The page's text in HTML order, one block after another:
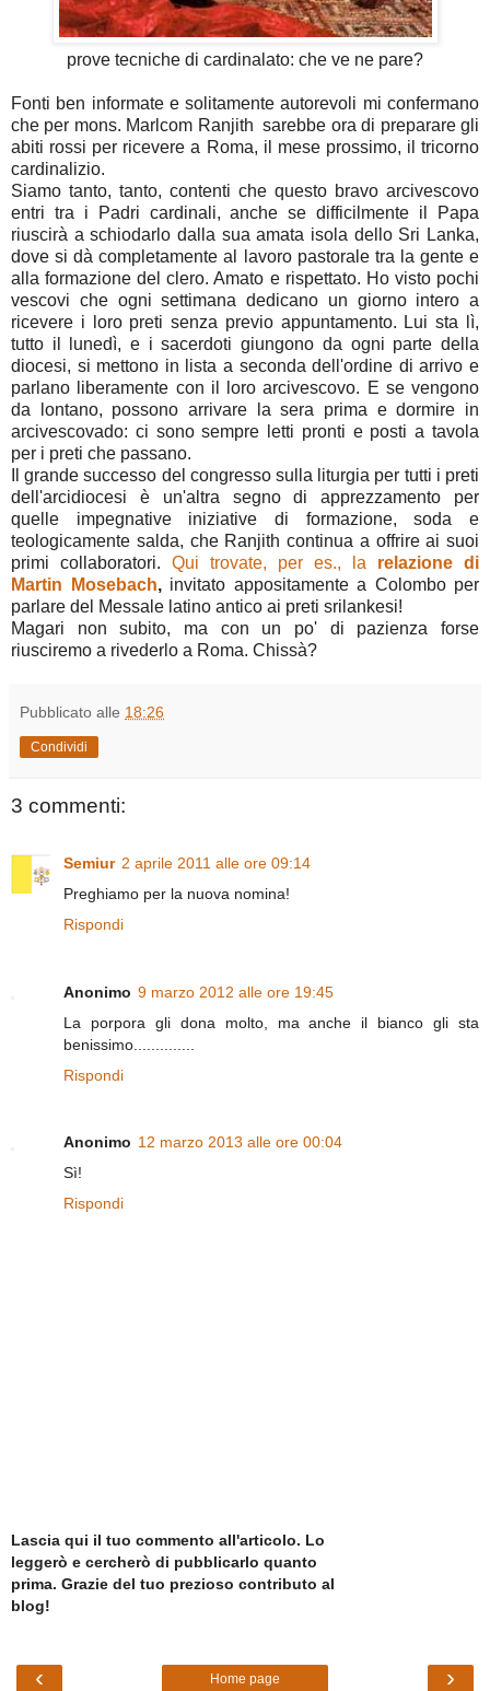
prove tecniche di cardinalato: che ve ne pare?
Fonti ben informate e solitamente autorevoli mi confermano
che per mons. Marlcom Ranjith sarebbe ora di preparare gli
abiti rossi per ricevere a Roma, il mese prossimo, il tricorno
cardinalizio.
Siamo tanto, tanto, contenti che questo bravo arcivescovo
entri tra i Padri cardinali, anche se difficilmente il Papa
riuscirà a schiodarlo dalla sua amata isola dello Sri Lanka,
dove si dà completamente al lavoro pastorale tra la gente e
alla formazione del clero. Amato e rispettato. Ho visto pochi
vescovi che ogni settimana dedicano un giorno intero a
ricevere i loro preti senza previo appuntamento. Lui sta lì,
tutto il lunedì, e i sacerdoti giungono da ogni parte della
diocesi, si mettono in lista a seconda dell'ordine di arrivo e
parlano liberamente con il loro arcivescovo. E se vengono
da lontano, possono arrivare la sera prima e dormire in
arcivescovado: ci sono sempre letti pronti e posti a tavola
per i preti che passano.
Il grande successo del congresso sulla liturgia per tutti i preti
dell'arcidiocesi è un'altra segno di apprezzamento per
quelle impegnative iniziative di formazione, soda e
teologicamente salda, che Ranjith continua a offrire ai suoi
primi collaboratori. Qui trovate, per es., la relazione di
Martin Mosebach, invitato appositamente a Colombo per
parlare del Messale latino antico ai preti srilankesi!
Magari non subito, ma con un po' di pazienza forse
riusciremo a rivederlo a Roma. Chissà?
Pubblicato alle 18:26
Condividi
3 commenti:
Semiur 2 aprile 2011 alle ore 09:14
Preghiamo per la nuova nomina!
Rispondi
Anonimo 9 marzo 2012 alle ore 19:45
La porpora gli dona molto, ma anche il bianco gli sta
benissimo..............
Rispondi
Anonimo 12 marzo 2013 alle ore 00:04
Sì!
Rispondi
Lascia qui il tuo commento all'articolo. Lo
leggerò e cercherò di pubblicarlo quanto
prima. Grazie del tuo prezioso contributo al
blog!
‹ ›
Home page